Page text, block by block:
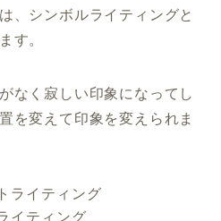
、シンボルライティングと
す。
なく寂しい印象になってし
を変えて印象を変えられま
ライティング
イティング